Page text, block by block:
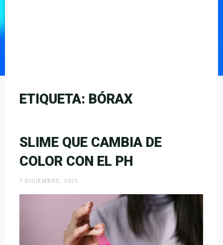
ETIQUETA: BÓRAX
SLIME QUE CAMBIA DE
COLOR CON EL PH
1 DICIEMBRE, 2025